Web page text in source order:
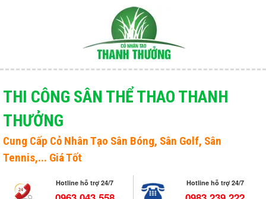
Menu
Giới thiệu
Sản phẩm
Tin Tức - Sự kiện
Tuyển dụng
THI CÔNG SÂN THỂ THAO THANH
THƯỞNG
Cung Cấp Cỏ Nhân Tạo Sân Bóng, Sân Golf, Sân
Tennis,... Giá Tốt
Hotline hỗ trợ 24/7 Hotline hỗ trợ 24/7